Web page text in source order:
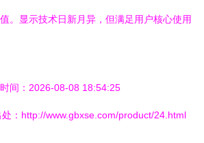
。显示技术日新月异，但满足用户核心使用
间：2026-08-08 18:54:25
：http://www.gbxse.com/product/24.html